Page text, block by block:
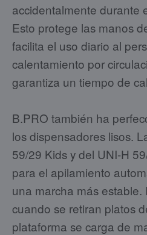
accidentalmente durante
Esto protege las manos
facilita el uso diario al
calentamiento por
garantiza un tiempo de
B.PRO también ha
los dispensadores lisos.
59/29 Kids y del UNI-H
para el apilamiento
una marcha más
cuando se retiran platos
plataforma se carga de